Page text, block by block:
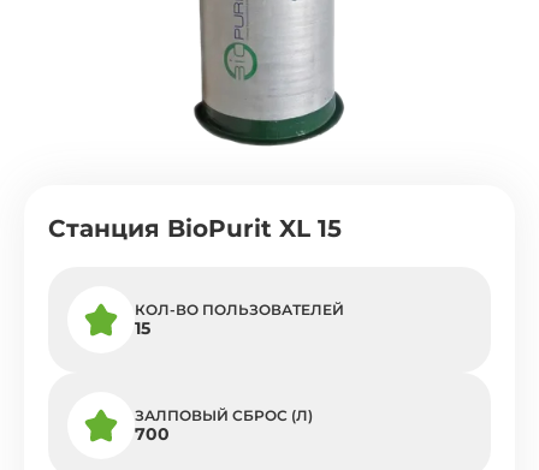
Cтанция BioPurit XL 15
КОЛ-ВО ПОЛЬЗОВАТЕЛЕЙ
15
ЗАЛПОВЫЙ СБРОС (Л)
700